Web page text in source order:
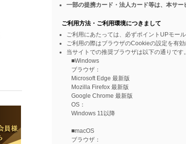
一部の提携カード・法人カード等は、本サー
ご利用方法・ご利用環境につきまして
ご利用にあたっては、必ずポイントUPモー
ご利用の際はブラウザのCookieの設定を有効
当サイトでの推奨ブラウザは以下の通りです。
■Windows
ブラウザ：
Microsoft Edge 最新版
Mozilla Firefox 最新版
Google Chrome 最新版
OS：
Windows 11以降
■macOS
ブラウザ：